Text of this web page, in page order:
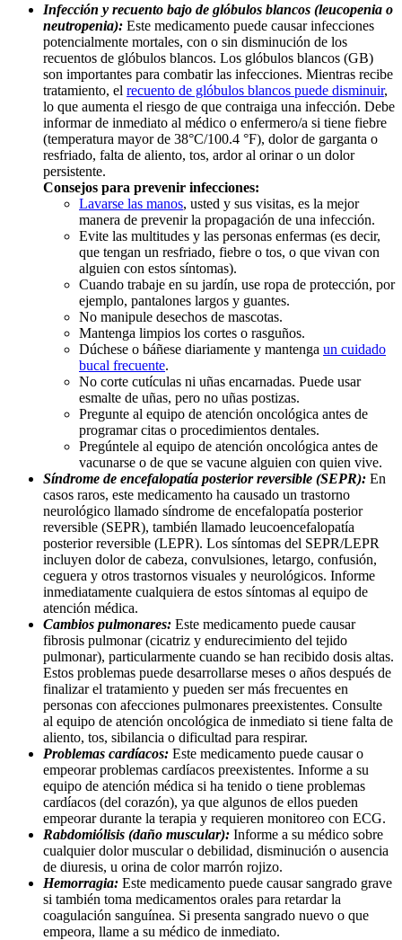
Infección y recuento bajo de glóbulos blancos (leucopenia o
neutropenia): Este medicamento puede causar infecciones
potencialmente mortales, con o sin disminución de los
recuentos de glóbulos blancos. Los glóbulos blancos (GB)
son importantes para combatir las infecciones. Mientras recibe
tratamiento, el recuento de glóbulos blancos puede disminuir,
lo que aumenta el riesgo de que contraiga una infección. Debe
informar de inmediato al médico o enfermero/a si tiene fiebre
(temperatura mayor de 38°C/100.4 °F), dolor de garganta o
resfriado, falta de aliento, tos, ardor al orinar o un dolor
persistente.
Consejos para prevenir infecciones:
Lavarse las manos, usted y sus visitas, es la mejor
manera de prevenir la propagación de una infección.
Evite las multitudes y las personas enfermas (es decir,
que tengan un resfriado, fiebre o tos, o que vivan con
alguien con estos síntomas).
Cuando trabaje en su jardín, use ropa de protección, por
ejemplo, pantalones largos y guantes.
No manipule desechos de mascotas.
Mantenga limpios los cortes o rasguños.
Dúchese o báñese diariamente y mantenga un cuidado
bucal frecuente.
No corte cutículas ni uñas encarnadas. Puede usar
esmalte de uñas, pero no uñas postizas.
Pregunte al equipo de atención oncológica antes de
programar citas o procedimientos dentales.
Pregúntele al equipo de atención oncológica antes de
vacunarse o de que se vacune alguien con quien vive.
Síndrome de encefalopatía posterior reversible (SEPR): En
casos raros, este medicamento ha causado un trastorno
neurológico llamado síndrome de encefalopatía posterior
reversible (SEPR), también llamado leucoencefalopatía
posterior reversible (LEPR). Los síntomas del SEPR/LEPR
incluyen dolor de cabeza, convulsiones, letargo, confusión,
ceguera y otros trastornos visuales y neurológicos. Informe
inmediatamente cualquiera de estos síntomas al equipo de
atención médica.
Cambios pulmonares: Este medicamento puede causar
fibrosis pulmonar (cicatriz y endurecimiento del tejido
pulmonar), particularmente cuando se han recibido dosis altas.
Estos problemas puede desarrollarse meses o años después de
finalizar el tratamiento y pueden ser más frecuentes en
personas con afecciones pulmonares preexistentes. Consulte
al equipo de atención oncológica de inmediato si tiene falta de
aliento, tos, sibilancia o dificultad para respirar.
Problemas cardíacos: Este medicamento puede causar o
empeorar problemas cardíacos preexistentes. Informe a su
equipo de atención médica si ha tenido o tiene problemas
cardíacos (del corazón), ya que algunos de ellos pueden
empeorar durante la terapia y requieren monitoreo con ECG.
Rabdomiólisis (daño muscular): Informe a su médico sobre
cualquier dolor muscular o debilidad, disminución o ausencia
de diuresis, u orina de color marrón rojizo.
Hemorragia: Este medicamento puede causar sangrado grave
si también toma medicamentos orales para retardar la
coagulación sanguínea. Si presenta sangrado nuevo o que
empeora, llame a su médico de inmediato.